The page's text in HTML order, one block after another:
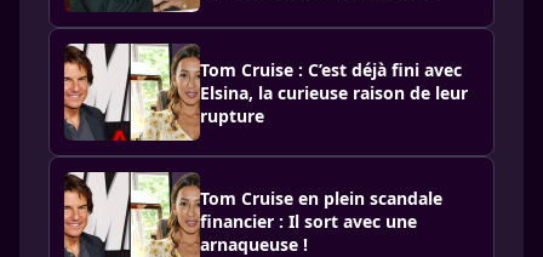
Tom Cruise : C’est déjà fini avec
Elsina, la curieuse raison de leur
rupture
Tom Cruise en plein scandale
financier : Il sort avec une
arnaqueuse !